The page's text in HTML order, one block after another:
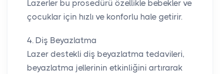
Lazerler bu prosedürü özellikle bebekler ve
çocuklar için hızlı ve konforlu hale getirir.
4. Diş Beyazlatma
Lazer destekli diş beyazlatma tedavileri,
beyazlatma jellerinin etkinliğini artırarak